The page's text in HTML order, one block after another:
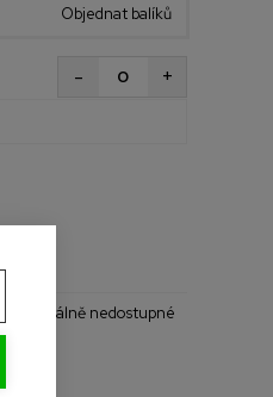
Objednat balíků
+
-
- Aktuálně nedostupné